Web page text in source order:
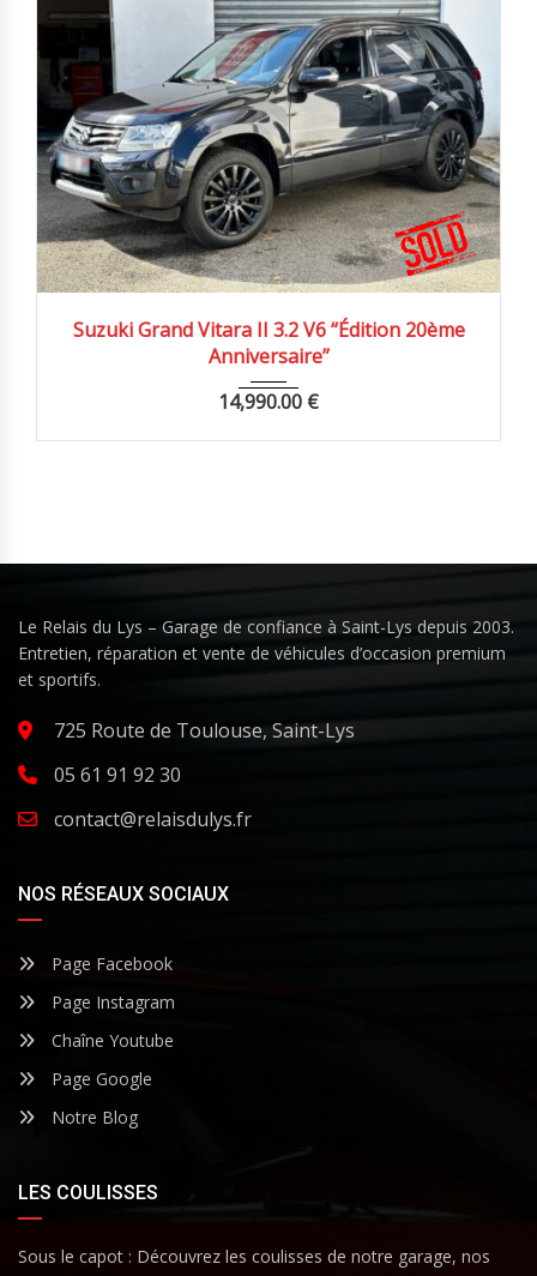
132900 km
Suzuki Grand Vitara II 3.2 V6 “Édition 20ème
Anniversaire”
14,990.00 €
Le Relais du Lys – Garage de confiance à Saint-Lys depuis 2003.
Entretien, réparation et vente de véhicules d’occasion premium
et sportifs.
725 Route de Toulouse, Saint-Lys
05 61 91 92 30
contact@relaisdulys.fr
NOS RÉSEAUX SOCIAUX
Page Facebook
Page Instagram
Chaîne Youtube
Page Google
Notre Blog
LES COULISSES
Sous le capot : Découvrez les coulisses de notre garage, nos